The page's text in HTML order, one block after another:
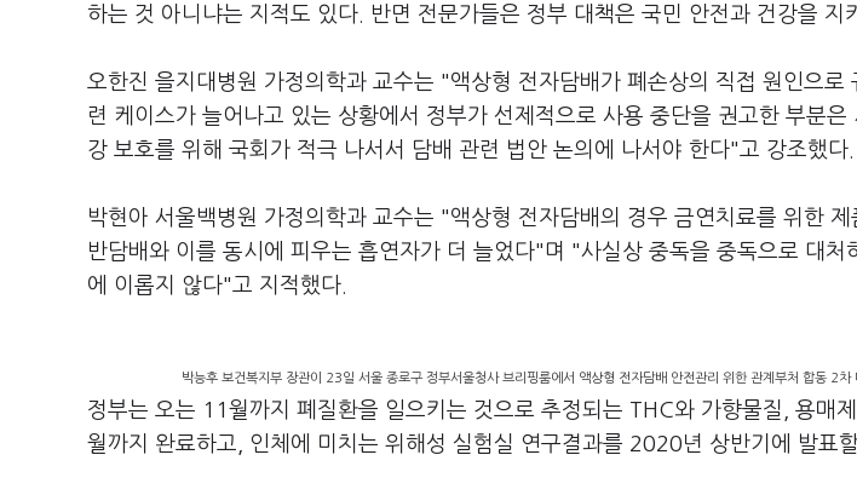
하는 것 아니냐는 지적도 있다. 반면 전문가들은 정부 대책은 국민 안전과 건강을 지
오한진 을지대병원 가정의학과 교수는 "액상형 전자담배가 폐손상의 직접 원인으로
련 케이스가 늘어나고 있는 상황에서 정부가 선제적으로 사용 중단을 권고한 부분
강 보호를 위해 국회가 적극 나서서 담배 관련 법안 논의에 나서야 한다"고 강조했다.
박현아 서울백병원 가정의학과 교수는 "액상형 전자담배의 경우 금연치료를 위한
반담배와 이를 동시에 피우는 흡연자가 더 늘었다"며 "사실상 중독을 중독으로 대처
에 이롭지 않다"고 지적했다.
박능후 보건복지부 장관이 23일 서울 종로구 정부서울청사 브리핑룸에서 액상형 전자담배 안전관리 위한 관계부처 합동 2
정부는 오는 11월까지 폐질환을 일으키는 것으로 추정되는 THC와 가향물질, 용매
월까지 완료하고, 인체에 미치는 위해성 실험실 연구결과를 2020년 상반기에 발표